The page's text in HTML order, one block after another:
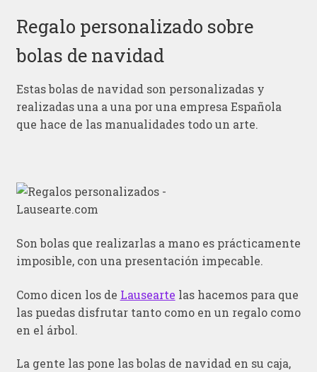
Regalo personalizado sobre
bolas de navidad
Estas bolas de navidad son personalizadas y
realizadas una a una por una empresa Española
que hace de las manualidades todo un arte.
Son bolas que realizarlas a mano es prácticamente
imposible, con una presentación impecable.
Como dicen los de Lausearte las hacemos para que
las puedas disfrutar tanto como en un regalo como
en el árbol.
La gente las pone las bolas de navidad en su caja,